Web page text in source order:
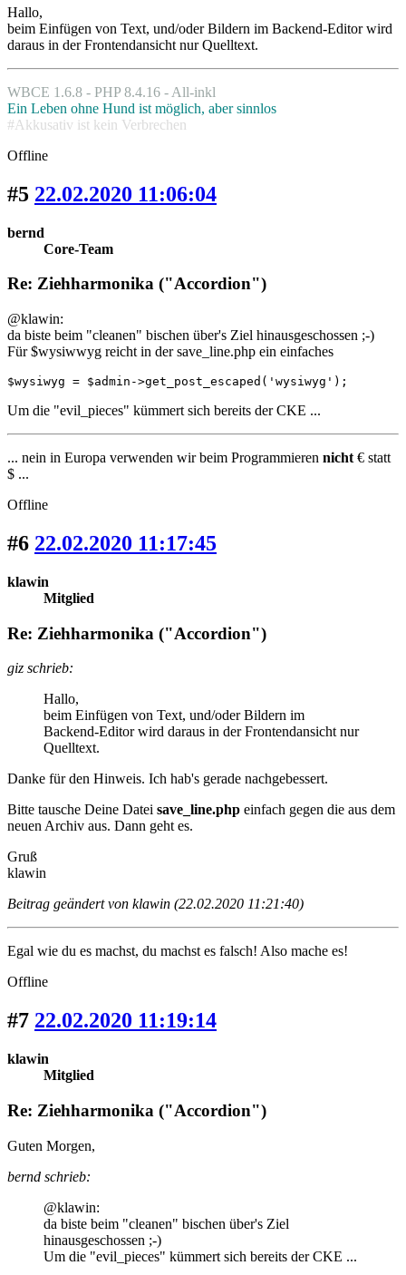
Hallo,
beim Einfügen von Text, und/oder Bildern im Backend-Editor wird
daraus in der Frontendansicht nur Quelltext.
WBCE 1.6.8 - PHP 8.4.16 - All-inkl
Ein Leben ohne Hund ist möglich, aber sinnlos
#Akkusativ ist kein Verbrechen
Offline
#5 22.02.2020 11:06:04
bernd
Core-Team
Re: Ziehharmonika ("Accordion")
@klawin:
da biste beim "cleanen" bischen über's Ziel hinausgeschossen ;-)
Für $wysiwwyg reicht in der save_line.php ein einfaches
$wysiwyg = $admin->get_post_escaped('wysiwyg');
Um die "evil_pieces" kümmert sich bereits der CKE ...
... nein in Europa verwenden wir beim Programmieren nicht € statt
$ ...
Offline
#6 22.02.2020 11:17:45
klawin
Mitglied
Re: Ziehharmonika ("Accordion")
giz schrieb:
Hallo,
beim Einfügen von Text, und/oder Bildern im
Backend-Editor wird daraus in der Frontendansicht nur
Quelltext.
Danke für den Hinweis. Ich hab's gerade nachgebessert.
Bitte tausche Deine Datei save_line.php einfach gegen die aus dem
neuen Archiv aus. Dann geht es.
Gruß
klawin
Beitrag geändert von klawin (22.02.2020 11:21:40)
Egal wie du es machst, du machst es falsch! Also mache es!
Offline
#7 22.02.2020 11:19:14
klawin
Mitglied
Re: Ziehharmonika ("Accordion")
Guten Morgen,
bernd schrieb:
@klawin:
da biste beim "cleanen" bischen über's Ziel
hinausgeschossen ;-)
Um die "evil_pieces" kümmert sich bereits der CKE ...